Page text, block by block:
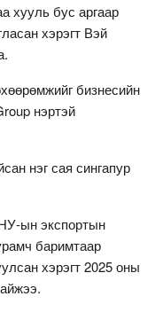
хууль бус аргаар
хэрэгт Вэй
бизнесийн
нэртэй
нэг сая сингапур
ын экспортын
баримтаар
хэрэгт 2025 оны